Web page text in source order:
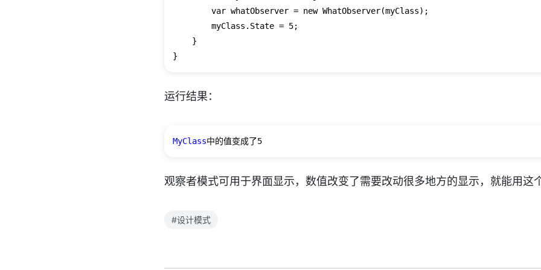
        var whatObserver = new WhatObserver(myClass);
        myClass.State =
5;
    }
运行结果：
MyClass中的值变成了5
观察者模式可用于界面显示，数值改变了需要改动很多地方的显示，就能用这
#设计模式